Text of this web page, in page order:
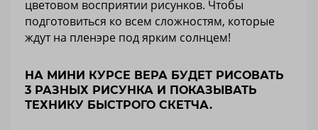
цветовом восприятии рисунков. Чтобы
подготовиться ко всем сложностям, которые
ждут на пленэре под ярким солнцем!
НА МИНИ КУРСЕ ВЕРА БУДЕТ РИСОВАТЬ
3 РАЗНЫХ РИСУНКА И ПОКАЗЫВАТЬ
ТЕХНИКУ БЫСТРОГО СКЕТЧА.